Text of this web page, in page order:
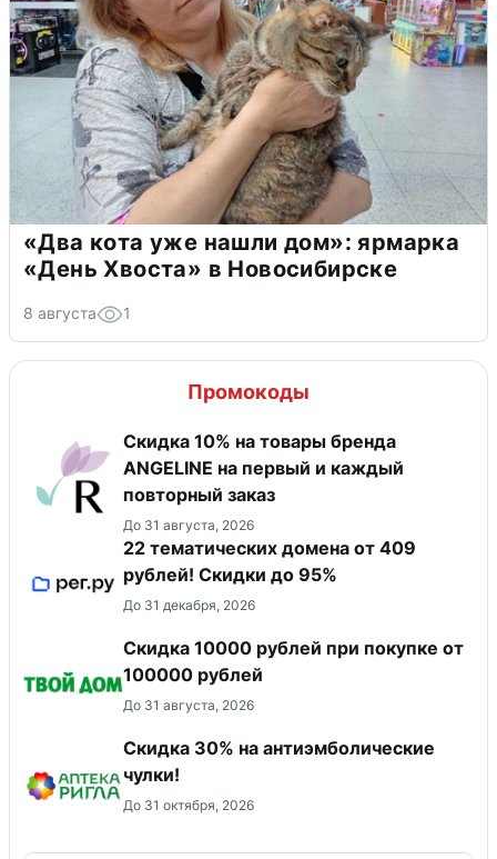
«Два кота уже нашли дом»: ярмарка
«День Хвоста» в Новосибирске
8 августа 1
Промокоды
Скидка 10% на товары бренда
ANGELINE на первый и каждый
повторный заказ
До 31 августа, 2026
22 тематических домена от 409
рублей! Скидки до 95%
До 31 декабря, 2026
Скидка 10000 рублей при покупке от
100000 рублей
До 31 августа, 2026
Скидка 30% на антиэмболические
чулки!
До 31 октября, 2026